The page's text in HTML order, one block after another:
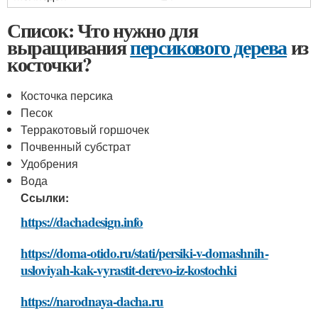
Список: Что нужно для
выращиванияперсикового дереваиз
косточки?
Косточка персика
Песок
Терракотовый горшочек
Почвенный субстрат
Удобрения
Вода
Ссылки:
https://dachadesign.info
https://doma-otido.ru/stati/persiki-v-domashnih-
usloviyah-kak-vyrastit-derevo-iz-kostochki
https://narodnaya-dacha.ru